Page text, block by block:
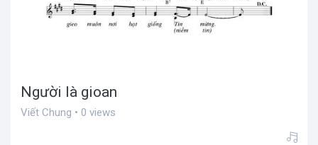
Người là gioan
Viết Chung • 0 views